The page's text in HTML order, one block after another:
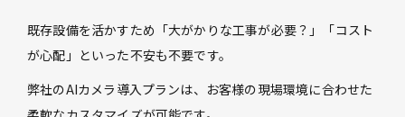
既存設備を活かすため「大がかりな工事が必要？」「コスト
が心配」といった不安も不要です。
弊社のAIカメラ導入プランは、お客様の現場環境に合わせた